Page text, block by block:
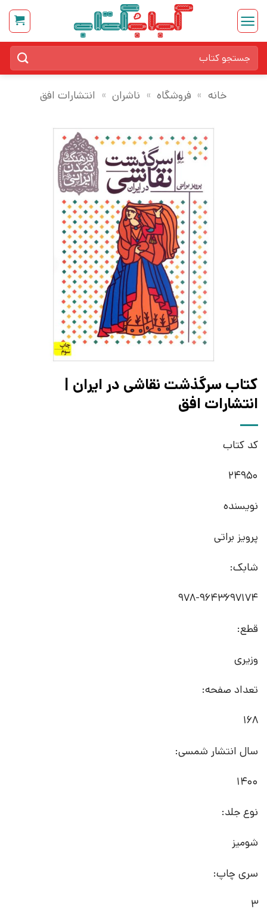
Skip
content
برای:
خانه » فروشگاه » ناشران » انتشارات افق
کتاب سرگذشت نقاشی در ایران |
انتشارات افق
کد کتاب
24950
نویسنده
پرویز براتی
شابک:
978-9643697174
قطع:
وزیری
تعداد صفحه:
168
سال انتشار شمسی:
1400
نوع جلد:
شومیز
سری چاپ:
3